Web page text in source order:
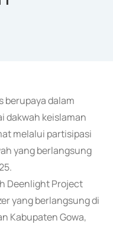
berupaya dalam
dakwah keislaman
melalui partisipasi
yang berlangsung
Deenlight Project
yang berlangsung di
Kabupaten Gowa,